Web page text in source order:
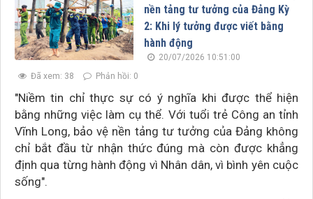
nền tảng tư tưởng của Đảng Kỳ
2: Khi lý tưởng được viết bằng
hành động
20/07/2026 10:51:00
Đã xem: 38
Phản hồi: 0
"Niềm tin chỉ thực sự có ý nghĩa khi được thể hiện
bằng những việc làm cụ thể. Với tuổi trẻ Công an tỉnh
Vĩnh Long, bảo vệ nền tảng tư tưởng của Đảng không
chỉ bắt đầu từ nhận thức đúng mà còn được khẳng
định qua từng hành động vì Nhân dân, vì bình yên cuộc
sống".